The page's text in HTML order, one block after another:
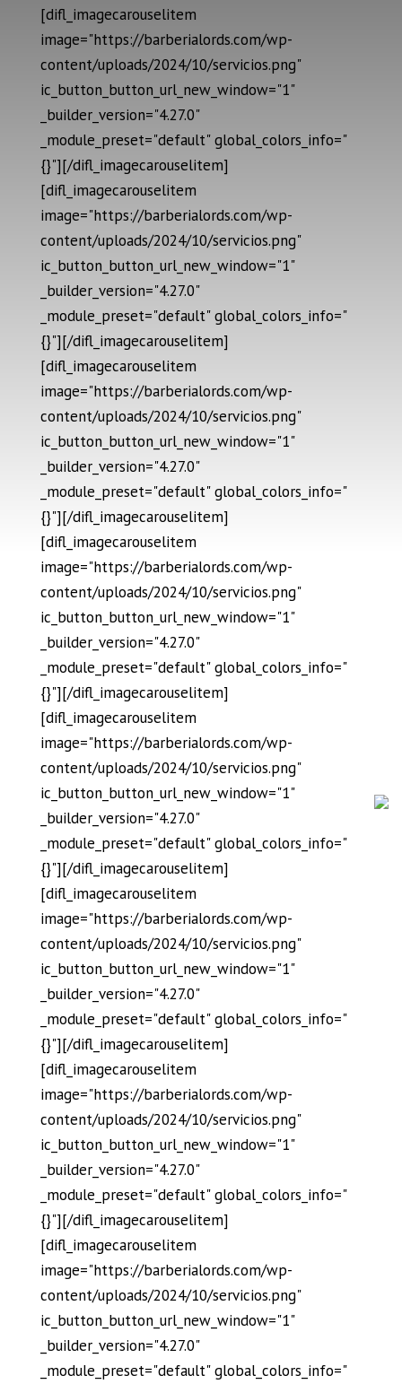
[difl_imagecarouselitem
image="https://barberialords.com/wp-
content/uploads/2024/10/servicios.png"
ic_button_button_url_new_window="1"
_builder_version="4.27.0"
_module_preset="default" global_colors_info="
{}"][/difl_imagecarouselitem]
[difl_imagecarouselitem
image="https://barberialords.com/wp-
content/uploads/2024/10/servicios.png"
ic_button_button_url_new_window="1"
_builder_version="4.27.0"
_module_preset="default" global_colors_info="
{}"][/difl_imagecarouselitem]
[difl_imagecarouselitem
image="https://barberialords.com/wp-
content/uploads/2024/10/servicios.png"
ic_button_button_url_new_window="1"
_builder_version="4.27.0"
_module_preset="default" global_colors_info="
{}"][/difl_imagecarouselitem]
[difl_imagecarouselitem
image="https://barberialords.com/wp-
content/uploads/2024/10/servicios.png"
ic_button_button_url_new_window="1"
_builder_version="4.27.0"
_module_preset="default" global_colors_info="
{}"][/difl_imagecarouselitem]
[difl_imagecarouselitem
image="https://barberialords.com/wp-
content/uploads/2024/10/servicios.png"
ic_button_button_url_new_window="1"
_builder_version="4.27.0"
_module_preset="default" global_colors_info="
{}"][/difl_imagecarouselitem]
[difl_imagecarouselitem
image="https://barberialords.com/wp-
content/uploads/2024/10/servicios.png"
ic_button_button_url_new_window="1"
_builder_version="4.27.0"
_module_preset="default" global_colors_info="
{}"][/difl_imagecarouselitem]
[difl_imagecarouselitem
image="https://barberialords.com/wp-
content/uploads/2024/10/servicios.png"
ic_button_button_url_new_window="1"
_builder_version="4.27.0"
_module_preset="default" global_colors_info="
{}"][/difl_imagecarouselitem]
[difl_imagecarouselitem
image="https://barberialords.com/wp-
content/uploads/2024/10/servicios.png"
ic_button_button_url_new_window="1"
_builder_version="4.27.0"
_module_preset="default" global_colors_info="